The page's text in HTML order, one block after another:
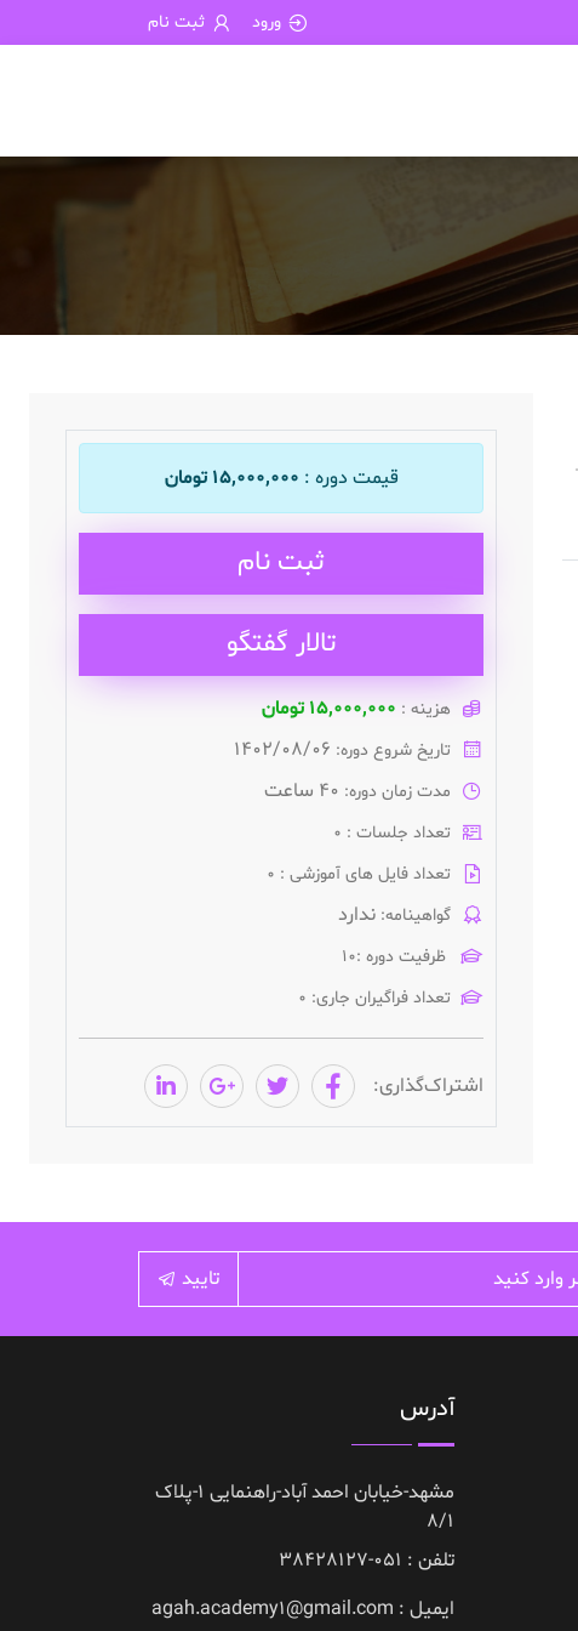
ورود ثبت نام
قیمت دوره : ۱۵,۰۰۰,۰۰۰ تومان
ثبت نام
تالار گفتگو
هزینه : ۱۵,۰۰۰,۰۰۰ تومان
تاریخ شروع دوره: 1402/08/06
مدت زمان دوره: ۴۰ ساعت
تعداد جلسات : 0
تعداد فایل های آموزشی : 0
گواهینامه: ندارد
ظرفیت دوره :۱۰
تعداد فراگیران جاری: ۰
اشتراک‌گذاری:
تایید
آدرس
مشهد-خیابان احمد آباد-راهنمایی 1-پلاک
8/1
تلفن : 051-38428127
ایمیل : agah.academy1@gmail.com